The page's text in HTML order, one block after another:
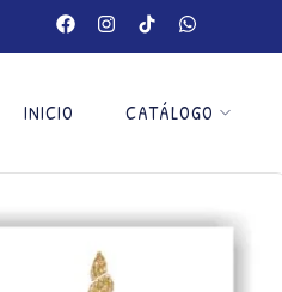
INICIO CATÁLOGO